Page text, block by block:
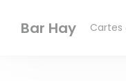
Bar Hay Cartes